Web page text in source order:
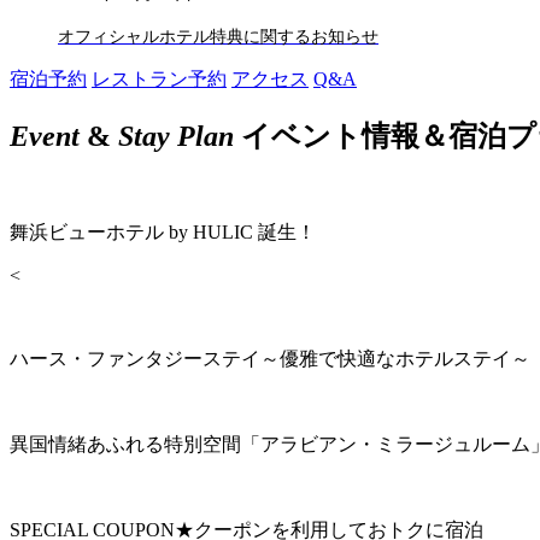
オフィシャルホテル特典に関するお知らせ
宿泊予約 レストラン予約 アクセス Q&A
Event& Stay Plan イベント情報＆宿泊
舞浜ビューホテル by HULIC 誕生！
<
ハース・ファンタジーステイ～優雅で快適なホテルステイ～
異国情緒あふれる特別空間「アラビアン・ミラージュルーム
SPECIAL COUPON★クーポンを利用しておトクに宿泊